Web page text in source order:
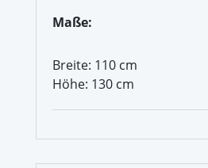
Maße:
Breite: 110 cm
Höhe: 130 cm